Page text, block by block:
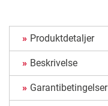
Produktdetaljer
Beskrivelse
Garantibetingelser